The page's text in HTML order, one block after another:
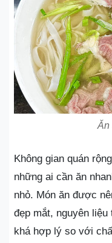
Ăn
Không gian quán
những ai cần ăn
nhỏ. Món ăn được
đẹp mắt, nguyên
khá hợp lý so với